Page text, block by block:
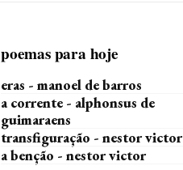
poemas para hoje
eras - manoel de barros
a corrente - alphonsus de
guimaraens
transfiguração - nestor victor
a benção - nestor victor